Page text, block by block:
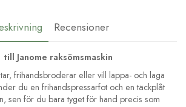
Recensioner
Janome raksömsmaskin
frihandsbroderar eller vill lappa- och laga
du en frihandspressarfot och en täckplåt
sen för du bara tyget för hand precis som